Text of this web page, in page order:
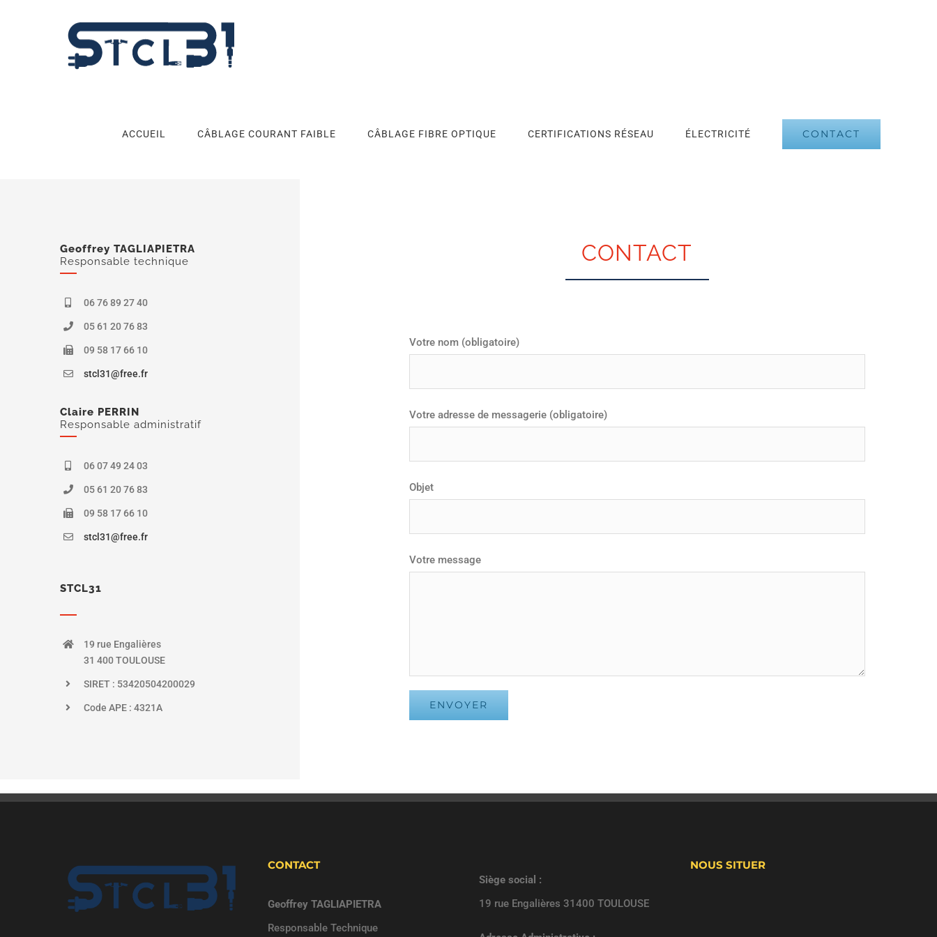
ACCUEIL CÂBLAGE COURANT FAIBLE CÂBLAGE FIBRE OPTIQUE CERTIFICATIONS RÉSEAU ÉLECTRICITÉ CONTACT
Geoffrey TAGLIAPIETRA
Responsable technique
06 76 89 27 40
05 61 20 76 83
09 58 17 66 10
stcl31@free.fr
Claire PERRIN
Responsable administratif
06 07 49 24 03
05 61 20 76 83
09 58 17 66 10
stcl31@free.fr
STCL31
19 rue Engalières
31 400 TOULOUSE
SIRET : 53420504200029
Code APE : 4321A
CONTACT
Votre nom (obligatoire)
Votre adresse de messagerie (obligatoire)
Objet
Votre message
CONTACT
Geoffrey TAGLIAPIETRA
Responsable Technique
Siège social :
19 rue Engalières 31400 TOULOUSE
NOUS SITUER